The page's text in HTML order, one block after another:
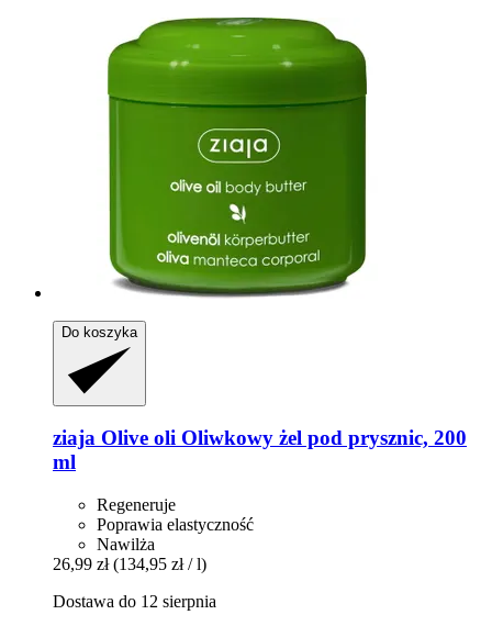
Do koszyka
ziaja Olive oli Oliwkowy żel pod prysznic, 200
ml
Regeneruje
Poprawia elastyczność
Nawilża
26,99 zł (134,95 zł / l)
Dostawa do 12 sierpnia